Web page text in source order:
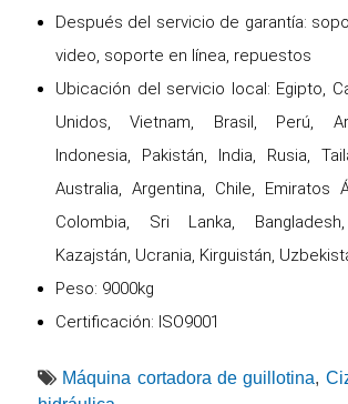
Después del servicio de garantía:
video, soporte en línea, repuestos
Ubicación del servicio local: Egipto,
Unidos, Vietnam, Brasil, Perú,
Indonesia, Pakistán, India, Rusia,
Australia, Argentina, Chile, Emiratos
Colombia, Sri Lanka,
Kazajstán, Ucrania, Kirguistán,
Peso: 9000kg
Certificación: ISO9001
Máquina cortadora de guillotina,